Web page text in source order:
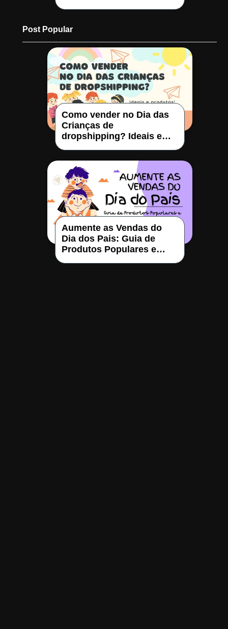
Post Popular
Como vender no Dia das
Crianças de
dropshipping? Ideais e
produtos!
Aumente as Vendas do
Dia dos Pais: Guia de
Produtos Populares e
Estratégias de Marketing